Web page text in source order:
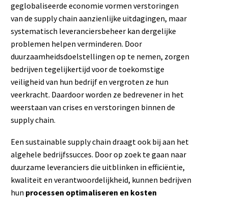
geglobaliseerde economie vormen verstoringen
van de supply chain aanzienlijke uitdagingen, maar
systematisch leveranciersbeheer kan dergelijke
problemen helpen verminderen. Door
duurzaamheidsdoelstellingen op te nemen, zorgen
bedrijven tegelijkertijd voor de toekomstige
veiligheid van hun bedrijf en vergroten ze hun
veerkracht. Daardoor worden ze bedrevener in het
weerstaan van crises en verstoringen binnen de
supply chain.
Een sustainable supply chain draagt ook bij aan het
algehele bedrijfssucces. Door op zoek te gaan naar
duurzame leveranciers die uitblinken in efficiëntie,
kwaliteit en verantwoordelijkheid, kunnen bedrijven
hun processen optimaliseren en kosten